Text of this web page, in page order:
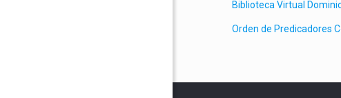
Biblioteca Virtual
Orden de Predicadores